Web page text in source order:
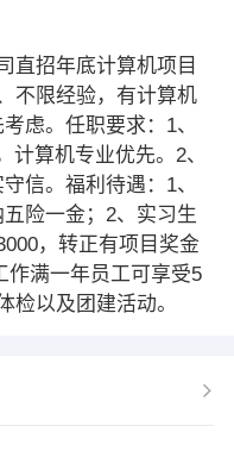
直招年底计算机项目
不限经验，有计算机
虑。任职要求：1、
计算机专业优先。2、
信。福利待遇：1、
险一金；2、实习生
，转正有项目奖金
作满一年员工可享受5
检以及团建活动。